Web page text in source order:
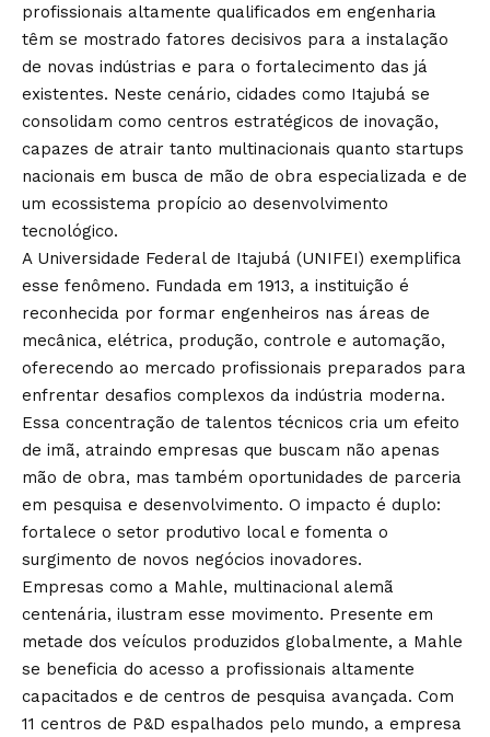
profissionais altamente qualificados em engenharia
têm se mostrado fatores decisivos para a instalação
de novas indústrias e para o fortalecimento das já
existentes. Neste cenário, cidades como Itajubá se
consolidam como centros estratégicos de inovação,
capazes de atrair tanto multinacionais quanto startups
nacionais em busca de mão de obra especializada e de
um ecossistema propício ao desenvolvimento
tecnológico.
A Universidade Federal de Itajubá (UNIFEI) exemplifica
esse fenômeno. Fundada em 1913, a instituição é
reconhecida por formar engenheiros nas áreas de
mecânica, elétrica, produção, controle e automação,
oferecendo ao mercado profissionais preparados para
enfrentar desafios complexos da indústria moderna.
Essa concentração de talentos técnicos cria um efeito
de imã, atraindo empresas que buscam não apenas
mão de obra, mas também oportunidades de parceria
em pesquisa e desenvolvimento. O impacto é duplo:
fortalece o setor produtivo local e fomenta o
surgimento de novos negócios inovadores.
Empresas como a Mahle, multinacional alemã
centenária, ilustram esse movimento. Presente em
metade dos veículos produzidos globalmente, a Mahle
se beneficia do acesso a profissionais altamente
capacitados e de centros de pesquisa avançada. Com
11 centros de P&D espalhados pelo mundo, a empresa